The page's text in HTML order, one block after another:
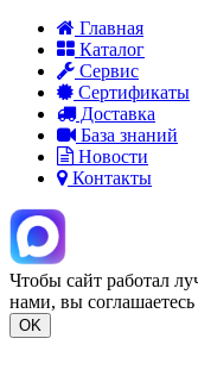
Главная
Каталог
Сервис
Сертификаты
Доставка
База знаний
Новости
Контакты
Чтобы сайт работал
нами, вы
OK